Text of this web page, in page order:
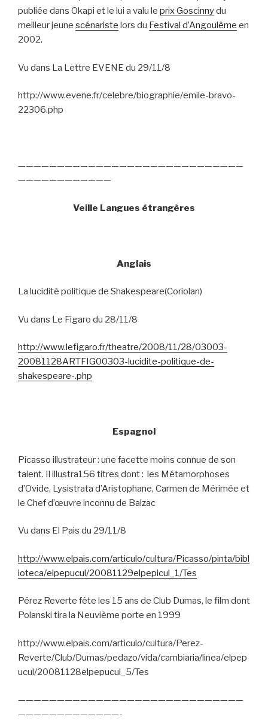
publiée dans Okapi et le lui a valu le prix Goscinnydu
meilleur jeune scénariste lors du Festival d’Angoulême en
2002.
Vu dans La Lettre EVENE du 29/11/8
http://www.evene.fr/celebre/biographie/emile-bravo-
22306.php
—————————————————————————————
————————————
Veille Langues étrangères
Anglais
La lucidité politique de Shakespeare(Coriolan)
Vu dans Le Figaro du 28/11/8
http://www.lefigaro.fr/theatre/2008/11/28/03003-
20081128ARTFIG00303-lucidite-politique-de-
shakespeare-.php
Espagnol
Picasso illustrateur : une facette moins connue de son
talent. Il illustra156 titres dont : les Métamorphoses
d’Ovide, Lysistrata d’Aristophane, Carmen de Mérimée et
le Chef d’œuvre inconnu de Balzac
Vu dans El Pais du 29/11/8
http://www.elpais.com/articulo/cultura/Picasso/pinta/bibl
ioteca/elpepucul/20081129elpepicul_1/Tes
Pérez Reverte fête les 15 ans de Club Dumas, le film dont
Polanski tira la Neuvième porte en 1999
http://www.elpais.com/articulo/cultura/Perez-
Reverte/Club/Dumas/pedazo/vida/cambiaria/linea/elpep
ucul/20081128elpepucul_5/Tes
—————————————————————————————
—————————————-